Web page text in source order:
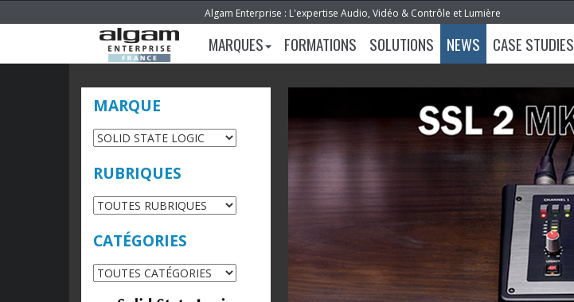
Algam Enterprise : L'expertise Audio, Vidéo & Contrôle et Lumière
MARQUES FORMATIONS SOLUTIONS NEWS CASE STUDIES
MARQUE
RUBRIQUES
CATÉGORIES